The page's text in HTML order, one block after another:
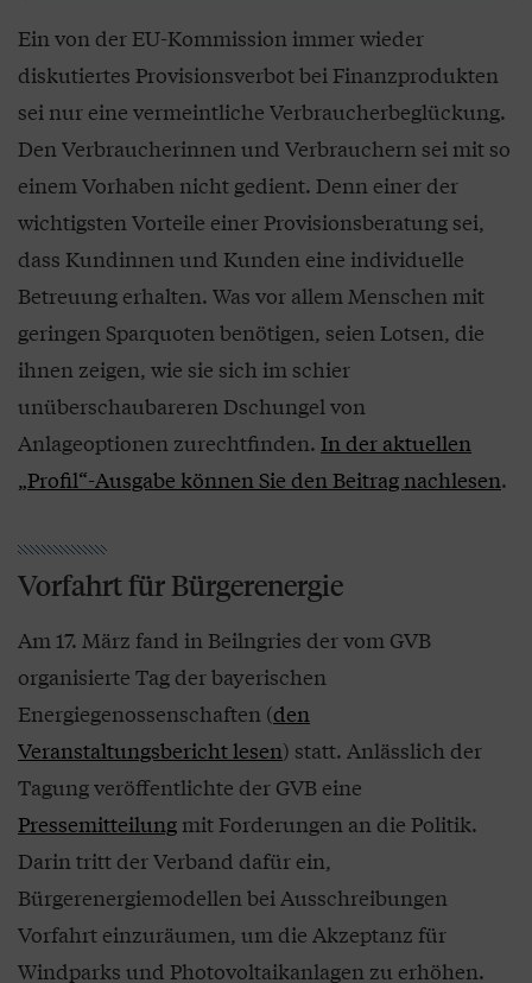
Ein von der EU-Kommission immer wieder
diskutiertes Provisionsverbot bei Finanzprodukten
sei nur eine vermeintliche Verbraucherbeglückung.
Den Verbraucherinnen und Verbrauchern sei mit so
einem Vorhaben nicht gedient. Denn einer der
wichtigsten Vorteile einer Provisionsberatung sei,
dass Kundinnen und Kunden eine individuelle
Betreuung erhalten. Was vor allem Menschen mit
geringen Sparquoten benötigen, seien Lotsen, die
ihnen zeigen, wie sie sich im schier
unüberschaubareren Dschungel von
Anlageoptionen zurechtfinden. In der aktuellen
„Profil“-Ausgabe können Sie den Beitrag nachlesen.
Vorfahrt für Bürgerenergie
Am 17. März fand in Beilngries der vom GVB
organisierte Tag der bayerischen
Energiegenossenschaften (den
Veranstaltungsbericht lesen) statt. Anlässlich der
Tagung veröffentlichte der GVB eine
Pressemitteilung mit Forderungen an die Politik.
Darin tritt der Verband dafür ein,
Bürgerenergiemodellen bei Ausschreibungen
Vorfahrt einzuräumen, um die Akzeptanz für
Windparks und Photovoltaikanlagen zu erhöhen.